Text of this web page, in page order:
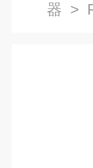
器 >